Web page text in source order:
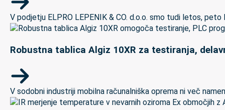
V podjetju ELPRO LEPENIK & CO. d.o.o. smo tudi letos,
Robustna tablica Algiz 10XR za testiranja,
V sodobni industriji mobilna računalniška oprema ni več